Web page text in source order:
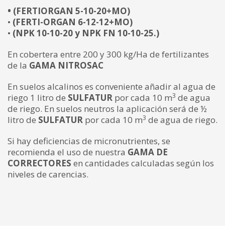
• (FERTIORGAN 5-10-20+MO)
• (FERTI-ORGAN 6-12-12+MO)
• (NPK 10-10-20 y NPK FN 10-10-25.)
En cobertera entre 200 y 300 kg/Ha de fertilizantes
de la GAMA NITROSAC
En suelos alcalinos es conveniente añadir al agua de
riego 1 litro de SULFATUR por cada 10 m3 de agua
de riego. En suelos neutros la aplicación será de ½
litro de SULFATUR por cada 10 m3 de agua de riego.
Si hay deficiencias de micronutrientes, se
recomienda el uso de nuestra GAMA DE
CORRECTORES en cantidades calculadas según los
niveles de carencias.